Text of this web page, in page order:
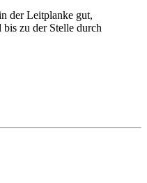
der Leitplanke gut,
bis zu der Stelle durch